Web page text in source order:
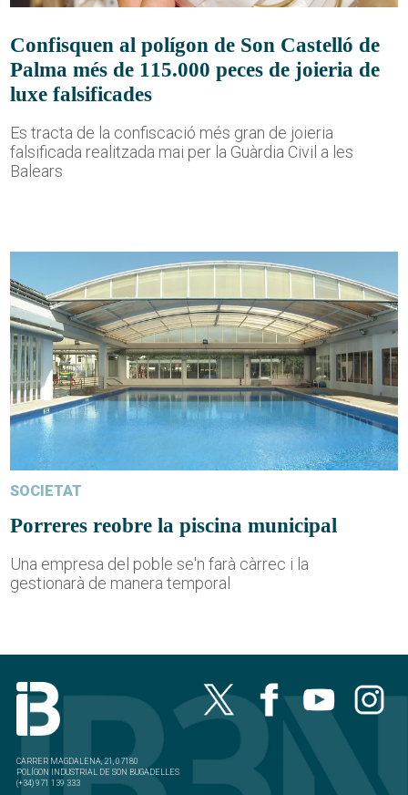
Confisquen al polígon de Son Castelló de
Palma més de 115.000 peces de joieria de
luxe falsificades
Es tracta de la confiscació més gran de joieria
falsificada realitzada mai per la Guàrdia Civil a les
Balears
SOCIETAT
Porreres reobre la piscina municipal
Una empresa del poble se'n farà càrrec i la
gestionarà de manera temporal
CARRER MAGDALENA, 21, 07180
POLÍGON INDUSTRIAL DE SON BUGADELLES
(+34) 971 139 333